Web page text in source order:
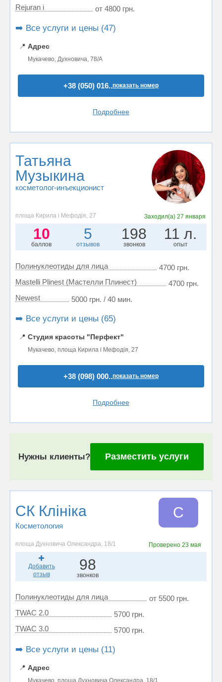
Rejuran i
от 4800 грн.
➡️ Все услуги и цены (47)
📍 Адрес
Мукачево, Духновича, 78/А
+38 (050) 016..показать номер
Подробнее
Татьяна
Музыкина
косметолог-инъекционист
площа Кирила і Мефодія, 27 Заходил(а) 27 января
10
баллов
5
отзывов
198
звонков
11 л.
опыт
Полинуклеотиды для лица
4700 грн.
Mastelli Plinest (Мастелли Плинест)
4700 грн.
Newest
5000 грн. / 40 мин.
➡️ Все услуги и цены (65)
📍 Студия красоты "Перфект"
Мукачево, площа Кирила і Мефодія, 27
+38 (098) 000..показать номер
Подробнее
Нужны клиенты? Разместить услуги
СК Клініка
Косметология
С
площа Духновича Олександра, 18/1 Проверено 23 мая
Добавить
отзыв
98
звонков
Полинуклеотиды для лица
от 5500 грн.
TWAC 2.0
5700 грн.
TWAC 3.0
5700 грн.
➡️ Все услуги и цены (11)
📍 Адрес
Мукачево, площа Духновича Олександра, 18/1